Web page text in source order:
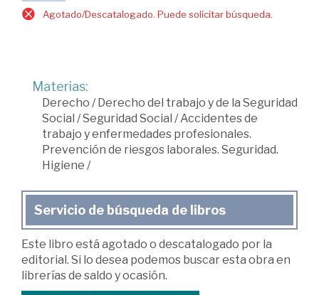
Agotado/Descatalogado. Puede solicitar búsqueda.
Materias:
Derecho / Derecho del trabajo y de la Seguridad
Social /Seguridad Social /Accidentes de
trabajo y enfermedades profesionales.
Prevención de riesgos laborales. Seguridad.
Higiene /
Servicio de búsqueda de libros
Este libro está agotado o descatalogado por la
editorial. Si lo desea podemos buscar esta obra en
librerías de saldo y ocasión.